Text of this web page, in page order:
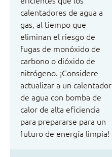
calentadores de agua a
gas, al tiempo que
eliminan el riesgo de
fugas de monóxido de
carbono o dióxido de
nitrógeno. ¡Considere
actualizar a un calentador
de agua con bomba de
calor de alta eficiencia
para prepararse para un
futuro de energía limpia!